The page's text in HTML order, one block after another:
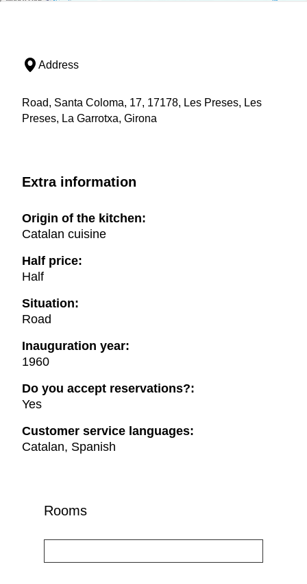
Address
Road, Santa Coloma, 17, 17178, Les Preses, Les
Preses, La Garrotxa, Girona
Extra information
Origin of the kitchen:
Catalan cuisine
Half price:
Half
Situation:
Road
Inauguration year:
1960
Do you accept reservations?:
Yes
Customer service languages:
Catalan, Spanish
Rooms